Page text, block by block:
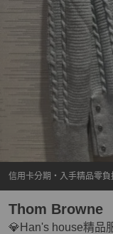
信用卡分期・入手精品零負
💎Han's house精品
Thom Browne